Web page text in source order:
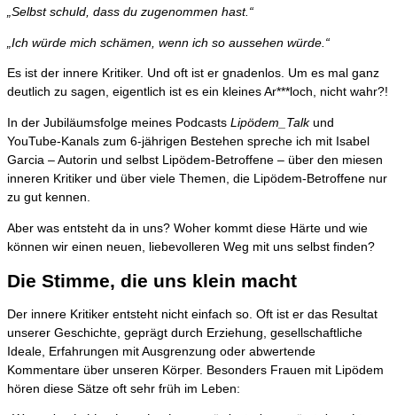
„Selbst schuld, dass du zugenommen hast.“
„Ich würde mich schämen, wenn ich so aussehen würde.“
Es ist der innere Kritiker. Und oft ist er gnadenlos. Um es mal ganz
deutlich zu sagen, eigentlich ist es ein kleines Ar***loch, nicht wahr?!
In der Jubiläumsfolge meines Podcasts Lipödem_Talk und
YouTube-Kanals zum 6-jährigen Bestehen spreche ich mit Isabel
Garcia – Autorin und selbst Lipödem-Betroffene – über den miesen
inneren Kritiker und über viele Themen, die Lipödem-Betroffene nur
zu gut kennen.
Aber was entsteht da in uns? Woher kommt diese Härte und wie
können wir einen neuen, liebevolleren Weg mit uns selbst finden?
Die Stimme, die uns klein macht
Der innere Kritiker entsteht nicht einfach so. Oft ist er das Resultat
unserer Geschichte, geprägt durch Erziehung, gesellschaftliche
Ideale, Erfahrungen mit Ausgrenzung oder abwertende
Kommentare über unseren Körper. Besonders Frauen mit Lipödem
hören diese Sätze oft sehr früh im Leben: